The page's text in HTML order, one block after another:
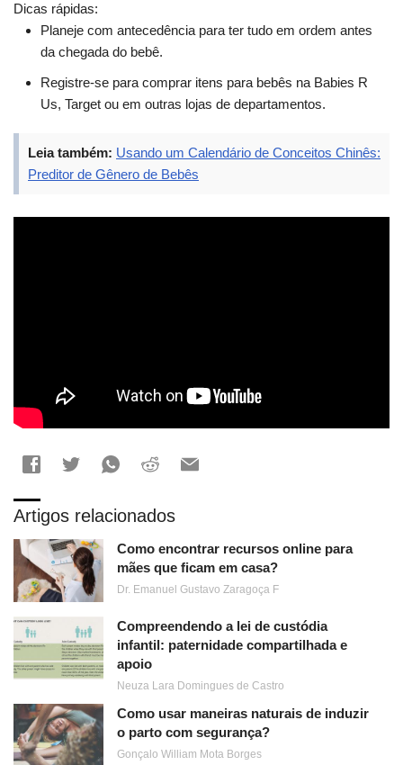
Dicas rápidas:
Planeje com antecedência para ter tudo em ordem antes
da chegada do bebê.
Registre-se para comprar itens para bebês na Babies R
Us, Target ou em outras lojas de departamentos.
Leia também: Usando um Calendário de Conceitos Chinês:
Preditor de Gênero de Bebês
Artigos relacionados
Como encontrar recursos online para
mães que ficam em casa?
Dr. Emanuel Gustavo Zaragoça F
Compreendendo a lei de custódia
infantil: paternidade compartilhada e
apoio
Neuza Lara Domingues de Castro
Como usar maneiras naturais de induzir
o parto com segurança?
Gonçalo William Mota Borges